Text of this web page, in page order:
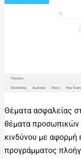
Θέματα ασφαλείας
θέματα
κινδύνου με αφορμή
προγράμματος